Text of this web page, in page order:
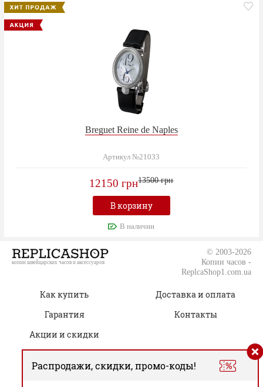
Breguet Reine de Naples
Артикул №21033
12150 грн13500 грн
В корзину
В наличии
копии швейцарских часов и аксессуаров
© 2003-2026
Копии часов -
ReplcaShop1.com.ua
Как купить
Доставка и оплата
Гарантия
Контакты
Акции и скидки
(050) 805-76-96
Распродажи, скидки, промо-коды!